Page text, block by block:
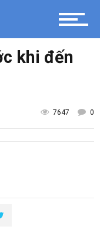
khi đến
7647 0